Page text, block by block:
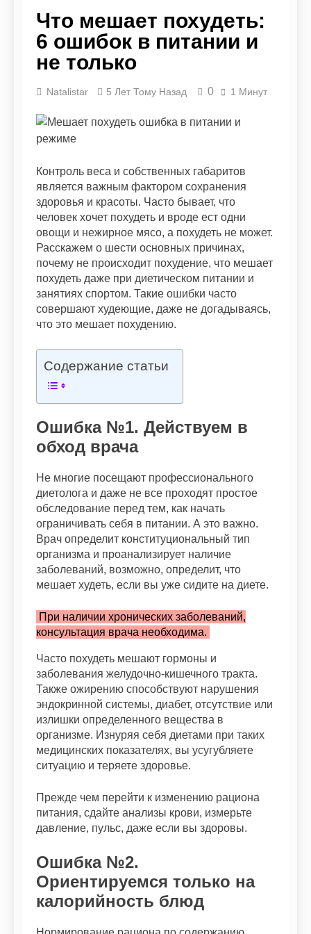
фигуры «яблоко»: как
убрать живот и выстроить
гармоничный силуэт
9 Месяцев Тому Назад
перец с низкой
(рецепты с фото)
9 Месяцев Тому Назад
Вредные перекусы,
которые
замаскировались
рецептов
11 Месяцев Тому Назад
Почему я не худею?
Причина неудачи —
инсулинорезистентность
11 Месяцев Тому Назад
Рыбная диета на 2
недели – похудение
на 5-10 кг на рыбе
11 Месяцев Тому Назад
Что мешает похудеть:
6 ошибок в питании и
не только
Natalistar 5 Лет Тому Назад 0 1 Минут
Контроль веса и собственных габаритов
является важным фактором сохранения
здоровья и красоты. Часто бывает, что
человек хочет похудеть и вроде ест одни
овощи и нежирное мясо, а похудеть не может.
Расскажем о шести основных причинах,
почему не происходит похудение, что мешает
похудеть даже при диетическом питании и
занятиях спортом. Такие ошибки часто
совершают худеющие, даже не догадываясь,
что это мешает похудению.
Содержание статьи
Ошибка №1. Действуем в
обход врача
Не многие посещают профессионального
диетолога и даже не все проходят простое
обследование перед тем, как начать
ограничивать себя в питании. А это важно.
Врач определит конституциональный тип
организма и проанализирует наличие
заболеваний, возможно, определит, что
мешает худеть, если вы уже сидите на диете.
При наличии хронических заболеваний,
консультация врача необходима.
Часто похудеть мешают гормоны и
заболевания желудочно-кишечного тракта.
Также ожирению способствуют нарушения
эндокринной системы, диабет, отсутствие или
излишки определенного вещества в
организме. Изнуряя себя диетами при таких
медицинских показателях, вы усугубляете
ситуацию и теряете здоровье.
Прежде чем перейти к изменению рациона
питания, сдайте анализы крови, измерьте
давление, пульс, даже если вы здоровы.
Ошибка №2.
Ориентируемся только на
калорийность блюд